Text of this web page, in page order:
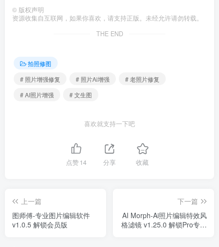
© 版权声明
资源收集自互联网，如果你喜欢，请支持正版。未经允许请勿转载。
THE END
拍照修图
# 照片增强修复
# 照片Ai增强
# 老照片修复
# AI照片增强
# 文生图
喜欢就支持一下吧
点赞14 分享 收藏
上一篇
图师傅-专业图片编辑软件
v1.0.5 解锁会员版
下一篇
AI Morph-Ai照片编辑特效风
格滤镜 v1.25.0 解锁Pro专业